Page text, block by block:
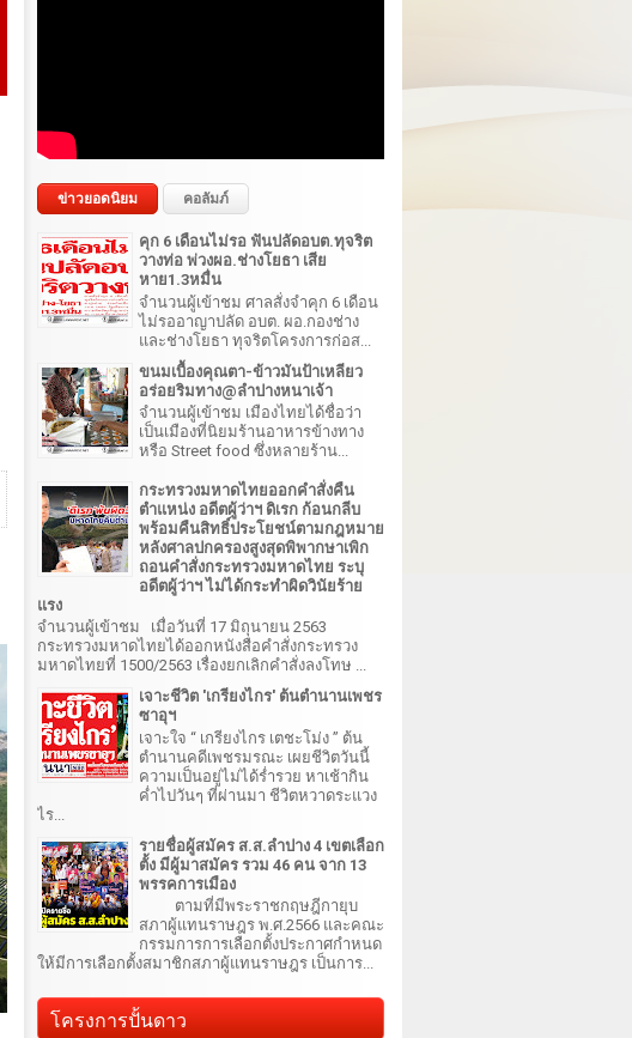
ข่าวยอดนิยม คอลัมภ์
คุก 6 เดือนไม่รอ ฟันปลัดอบต.ทุจริต
วางท่อ พ่วงผอ.ช่างโยธา เสีย
หาย1.3หมื่น
จำนวนผู้เข้าชม ศาลสั่งจำคุก 6 เดือน
ไม่รออาญาปลัด อบต. ผอ.กองช่าง
และช่างโยธา ทุจริตโครงการก่อส...
ขนมเบื้องคุณตา-ข้าวมันป้าเหลียว
อร่อยริมทาง@ลำปางหนาเจ้า
จำนวนผู้เข้าชม เมืองไทยได้ชื่อว่า
เป็นเมืองที่นิยมร้านอาหารข้างทาง
หรือ Street food ซึ่งหลายร้าน...
กระทรวงมหาดไทยออกคำสั่งคืน
ตำแหน่ง อดีตผู้ว่าฯ ดิเรก ก้อนกลีบ
พร้อมคืนสิทธิ์ประโยชน์ตามกฎหมาย
หลังศาลปกครองสูงสุดพิพากษาเพิก
ถอนคำสั่งกระทรวงมหาดไทย ระบุ
อดีตผู้ว่าฯ ไม่ได้กระทำผิดวินัยร้าย
แรง
จำนวนผู้เข้าชม เมื่อวันที่ 17 มิถุนายน 2563
กระทรวงมหาดไทยได้ออกหนังสือคำสั่งกระทรวง
มหาดไทยที่ 1500/2563 เรื่องยกเลิกคำสั่งลงโทษ ...
เจาะชีวิต 'เกรียงไกร' ต้นตำนานเพชร
ซาอุฯ
เจาะใจ “ เกรียงไกร เตชะโม่ง ” ต้น
ตำนานคดีเพชรมรณะ เผยชีวิตวันนี้
ความเป็นอยู่ไม่ได้ร่ำรวย หาเช้ากิน
ค่ำไปวันๆ ที่ผ่านมา ชีวิตหวาดระแวง
ไร...
รายชื่อผู้สมัคร ส.ส.ลำปาง 4 เขตเลือก
ตั้ง มีผู้มาสมัคร รวม 46 คน จาก 13
พรรคการเมือง
ตามที่มีพระราชกฤษฎีกายุบ
สภาผู้แทนราษฎร พ.ศ.2566 และคณะ
กรรมการการเลือกตั้งประกาศกำหนด
ให้มีการเลือกตั้งสมาชิกสภาผู้แทนราษฎร เป็นการ...
โครงการปั้นดาว